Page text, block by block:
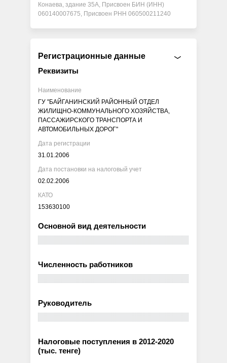
Конаева, здание 35А, Присвоен БИН (ИНН)
060140007675, Присвоен РНН 060500211240
Регистрационные данные
Реквизиты
Наименование
ГУ "БАЙГАНИНСКИЙ РАЙОННЫЙ ОТДЕЛ
ЖИЛИЩНО-КОММУНАЛЬНОГО ХОЗЯЙСТВА,
ПАССАЖИРСКОГО ТРАНСПОРТА И
АВТОМОБИЛЬНЫХ ДОРОГ"
Дата регистрации
31.01.2006
Дата постановки на налоговый учет
02.02.2006
КАТО
153630100
Основной вид деятельности
Численность работников
Руководитель
Налоговые поступления в 2012-2020
(тыс. тенге)